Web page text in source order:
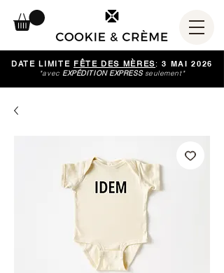
DATE LIMITE FÊTE DES MÈRES:3 MAI 2026
*avecEXPÉDITION EXPRESSseulement*